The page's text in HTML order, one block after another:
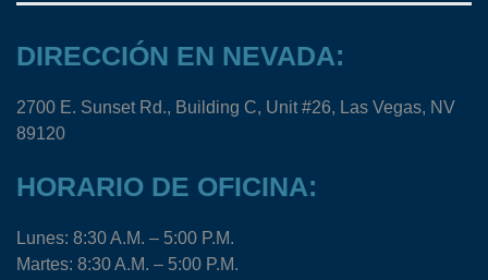
DIRECCIÓN EN NEVADA:
2700 E. Sunset Rd., Building C, Unit #26, Las Vegas, NV
89120
HORARIO DE OFICINA:
Lunes: 8:30 A.M. – 5:00 P.M.
Martes: 8:30 A.M. – 5:00 P.M.